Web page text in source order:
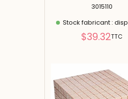
3015110
Stock fabricant :
Prix
$39.32TTC